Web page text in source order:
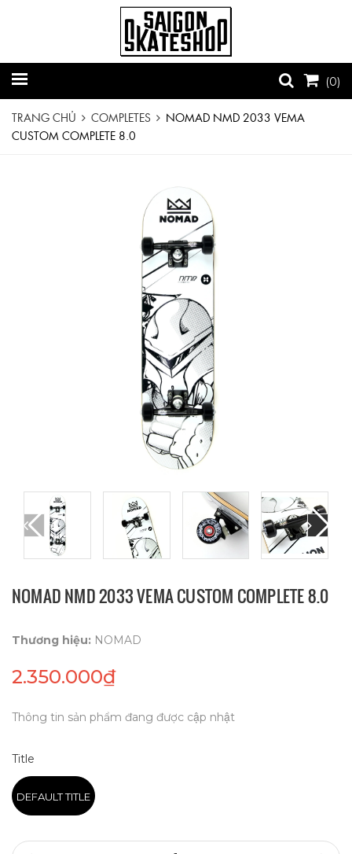
(0)
TRANG CHỦ COMPLETES
NOMAD NMD 2033 VEMA
CUSTOM COMPLETE 8.0
NOMAD NMD 2033 VEMA CUSTOM COMPLETE 8.0
Thương hiệu: NOMAD
2.350.000₫
Thông tin sản phẩm đang được cập nhật
Title
DEFAULT TITLE